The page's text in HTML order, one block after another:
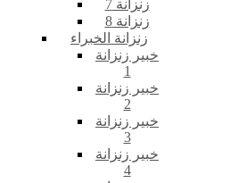
زنزانة 7
زنزانة 8
زنزانة الخبراء
خبير زنزانة
1
خبير زنزانة
2
خبير زنزانة
3
خبير زنزانة
4